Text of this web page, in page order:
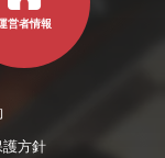
営者情報
護方針